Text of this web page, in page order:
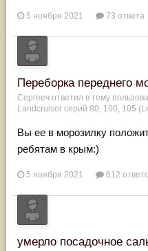
5 ноября 2021 73 ответа
Переборка переднего
Сергееч ответил в тему
Landcruiser серий 80, 100, 105
Вы ее в морозилку
ребятам в крым:)
5 ноября 2021 612
умерло посадочное